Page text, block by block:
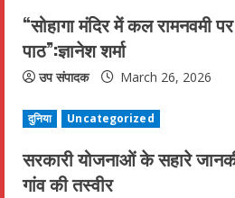
a
d
i
n
g
“सोहागा मंदिर में कल रामनवमी
पाठ”:ज्ञानेश शर्मा
उप संपादक March 26, 2026
दुनिया Uncategorized
सरकारी योजनाओं के सहारे
गांव की तस्वीर